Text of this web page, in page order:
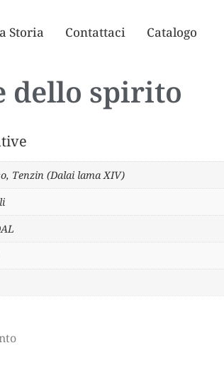
Storia Contattaci Catalogo
dello spirito
Tenzin (Dalai lama XIV)